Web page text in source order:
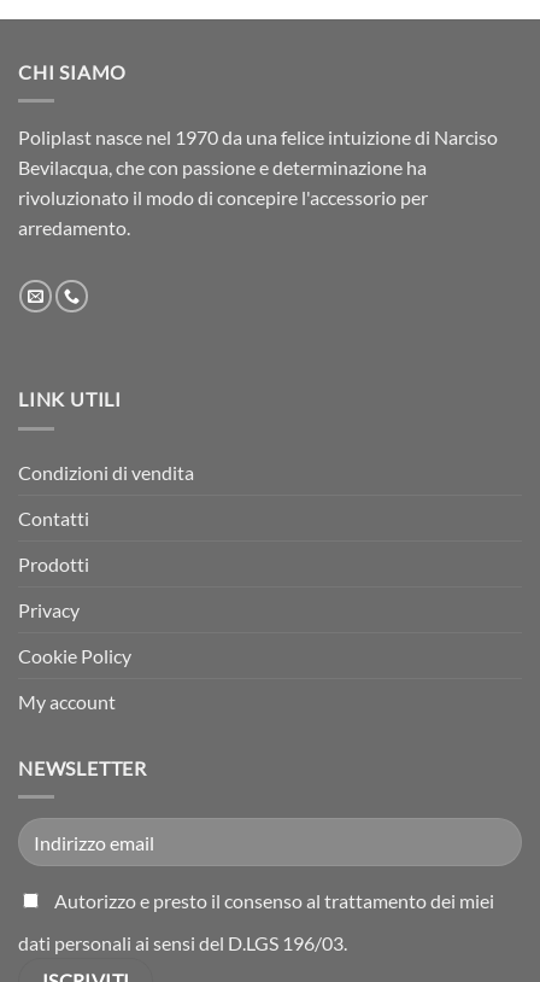
CHI SIAMO
Poliplast nasce nel 1970 da una felice intuizione di Narciso
Bevilacqua, che con passione e determinazione ha
rivoluzionato il modo di concepire l'accessorio per
arredamento.
LINK UTILI
Condizioni di vendita
Contatti
Prodotti
Privacy
Cookie Policy
My account
NEWSLETTER
Autorizzo e presto il consenso al trattamento dei miei
dati personali ai sensi del D.LGS 196/03.